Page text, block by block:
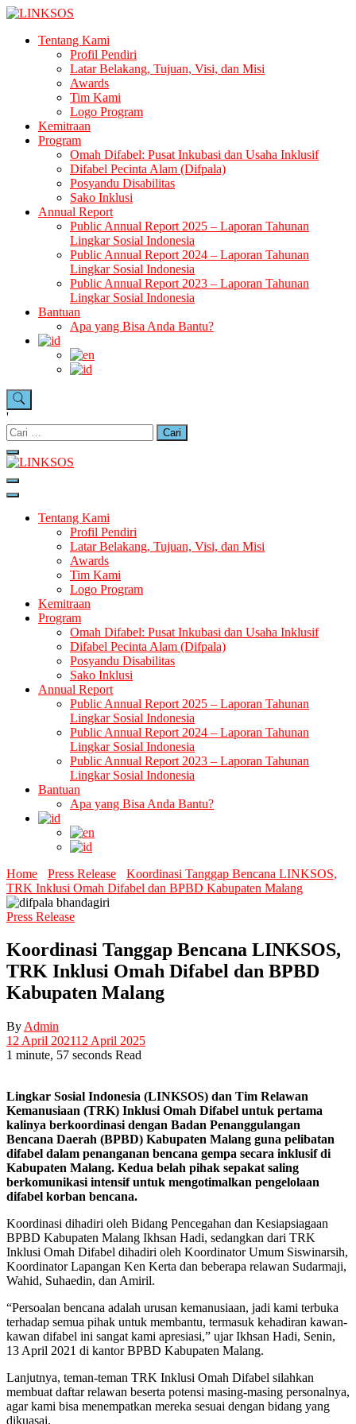
LINKSOSTentang Kami
Profil Pendiri
Latar Belakang, Tujuan, Visi, dan Misi
Awards
Tim Kami
Logo Program
Kemitraan
Program
Omah Difabel: Pusat Inkubasi dan Usaha Inklusif
Difabel Pecinta Alam (Difpala)
Posyandu Disabilitas
Sako Inklusi
Annual Report
Public Annual Report 2025 – Laporan Tahunan
Lingkar Sosial Indonesia
Public Annual Report 2024 – Laporan Tahunan
Lingkar Sosial Indonesia
Public Annual Report 2023 – Laporan Tahunan
Lingkar Sosial Indonesia
Bantuan
Apa yang Bisa Anda Bantu?
'
Tentang Kami
Profil Pendiri
Latar Belakang, Tujuan, Visi, dan Misi
Awards
Tim Kami
Logo Program
Kemitraan
Program
Omah Difabel: Pusat Inkubasi dan Usaha Inklusif
Difabel Pecinta Alam (Difpala)
Posyandu Disabilitas
Sako Inklusi
Annual Report
Public Annual Report 2025 – Laporan Tahunan
Lingkar Sosial Indonesia
Public Annual Report 2024 – Laporan Tahunan
Lingkar Sosial Indonesia
Public Annual Report 2023 – Laporan Tahunan
Lingkar Sosial Indonesia
Bantuan
Apa yang Bisa Anda Bantu?
Home Press Release
Koordinasi Tanggap Bencana LINKSOS,
TRK Inklusi Omah Difabel dan BPBD Kabupaten Malang
Press Release
Koordinasi Tanggap Bencana LINKSOS,
TRK Inklusi Omah Difabel dan BPBD
Kabupaten Malang
By Admin
12 April 202112 April 2025
1 minute, 57 seconds Read
Lingkar Sosial Indonesia (LINKSOS) dan Tim Relawan
Kemanusiaan (TRK) Inklusi Omah Difabel untuk pertama
kalinya berkoordinasi dengan Badan Penanggulangan
Bencana Daerah (BPBD) Kabupaten Malang guna pelibatan
difabel dalam penanganan bencana gempa secara inklusif di
Kabupaten Malang. Kedua belah pihak sepakat saling
berkomunikasi intensif untuk mengotimalkan pengelolaan
difabel korban bencana.
Koordinasi dihadiri oleh Bidang Pencegahan dan Kesiapsiagaan
BPBD Kabupaten Malang Ikhsan Hadi, sedangkan dari TRK
Inklusi Omah Difabel dihadiri oleh Koordinator Umum Siswinarsih,
Koordinator Lapangan Ken Kerta dan beberapa relawan Sudarmaji,
Wahid, Suhaedin, dan Amiril.
“Persoalan bencana adalah urusan kemanusiaan, jadi kami terbuka
terhadap semua pihak untuk membantu, termasuk kehadiran kawan-
kawan difabel ini sangat kami apresiasi,” ujar Ikhsan Hadi, Senin,
13 April 2021 di kantor BPBD Kabupaten Malang.
Lanjutnya, teman-teman TRK Inklusi Omah Difabel silahkan
membuat daftar relawan beserta potensi masing-masing personalnya,
agar kami bisa menempatkan mereka sesuai dengan bidang yang
dikuasai.